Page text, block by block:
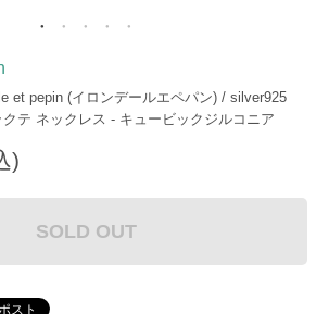
et pepin (イロンデールエペパン) / silver925
テ ネックレス - キュービックジルコニア
)
SOLD OUT